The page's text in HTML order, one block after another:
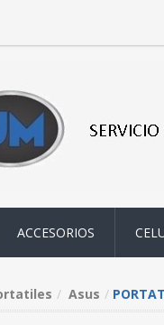
ACCESORIOS
Asus